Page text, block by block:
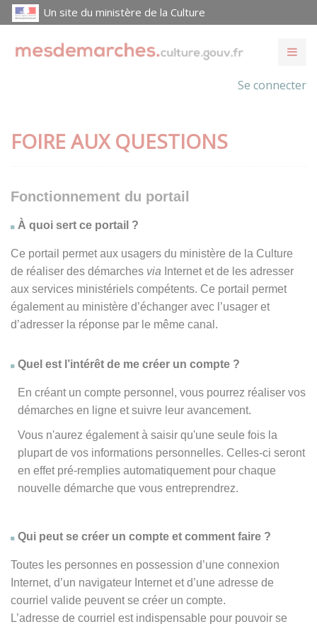
Un site du ministère de la Culture
Se connecter
FOIRE AUX QUESTIONS
Fonctionnement du portail
À quoi sert ce portail ?
Ce portail permet aux usagers du ministère de la Culture
de réaliser des démarches via Internet et de les adresser
aux services ministériels compétents. Ce portail permet
également au ministère d’échanger avec l’usager et
d’adresser la réponse par le même canal.
Quel est l’intérêt de me créer un compte ?
En créant un compte personnel, vous pourrez réaliser vos
démarches en ligne et suivre leur avancement.
Vous n'aurez également à saisir qu'une seule fois la
plupart de vos informations personnelles. Celles-ci seront
en effet pré-remplies automatiquement pour chaque
nouvelle démarche que vous entreprendrez.
Qui peut se créer un compte et comment faire ?
Toutes les personnes en possession d’une connexion
Internet, d’un navigateur Internet et d’une adresse de
courriel valide peuvent se créer un compte.
L’adresse de courriel est indispensable pour pouvoir se